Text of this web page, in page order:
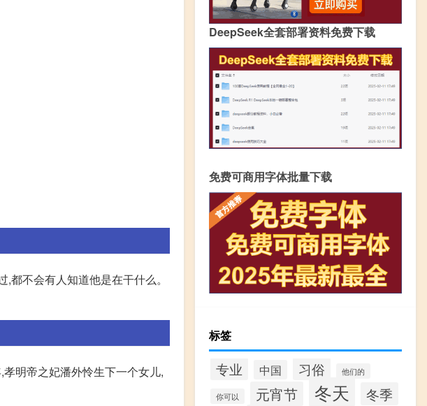
不会有人知道他是在干什么。
明帝之妃潘外怜生下一个女儿,
DeepSeek全套部署资料免费下载
免费可商用字体批量下载
标签
专业 中国 习俗 他们的
你可以 元宵节 冬天 冬季